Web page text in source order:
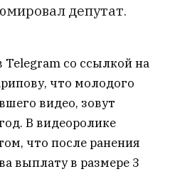
депутат.
Telegram со ссылкой на
что молодого
видео, зовут
В видеоролике
что после ранения
выплату в размере 3